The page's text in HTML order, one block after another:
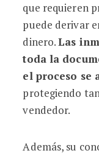
que requieren
puede derivar
dinero.Las
toda la
el proceso se
protegiendo
vendedor.
Además, su